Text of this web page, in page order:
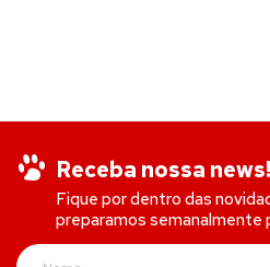
Receba nossa news!
Fique por dentro das
preparamos semanalmente